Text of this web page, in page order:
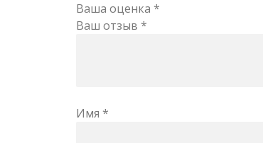
Ваша оценка *
Ваш отзыв *
Имя *